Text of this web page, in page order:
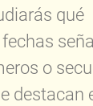
qué
o
destacan